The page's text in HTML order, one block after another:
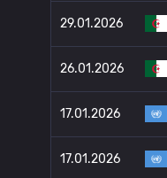
29.01.2026
26.01.2026
17.01.2026
17.01.2026